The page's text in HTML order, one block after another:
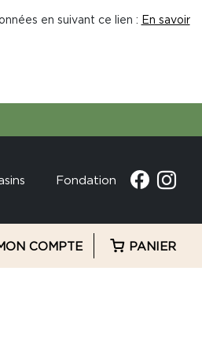
en suivant ce lien : En savoir
Fondation
COMPTE PANIER